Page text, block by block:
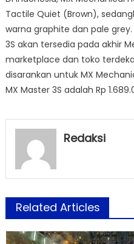
Tactile Quiet (Brown),
warna graphite dan pale
3S akan tersedia pada akhir
marketplace dan toko
disarankan untuk MX
MX Master 3S adalah Rp
Redaksi
Related Articles